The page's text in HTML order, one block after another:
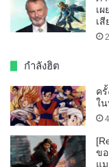
เ
เ
กำลังฮิต
ค
ใ
ขอ
แ